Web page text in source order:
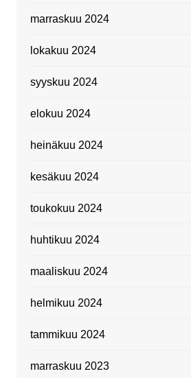
marraskuu 2024
lokakuu 2024
syyskuu 2024
elokuu 2024
heinäkuu 2024
kesäkuu 2024
toukokuu 2024
huhtikuu 2024
maaliskuu 2024
helmikuu 2024
tammikuu 2024
marraskuu 2023